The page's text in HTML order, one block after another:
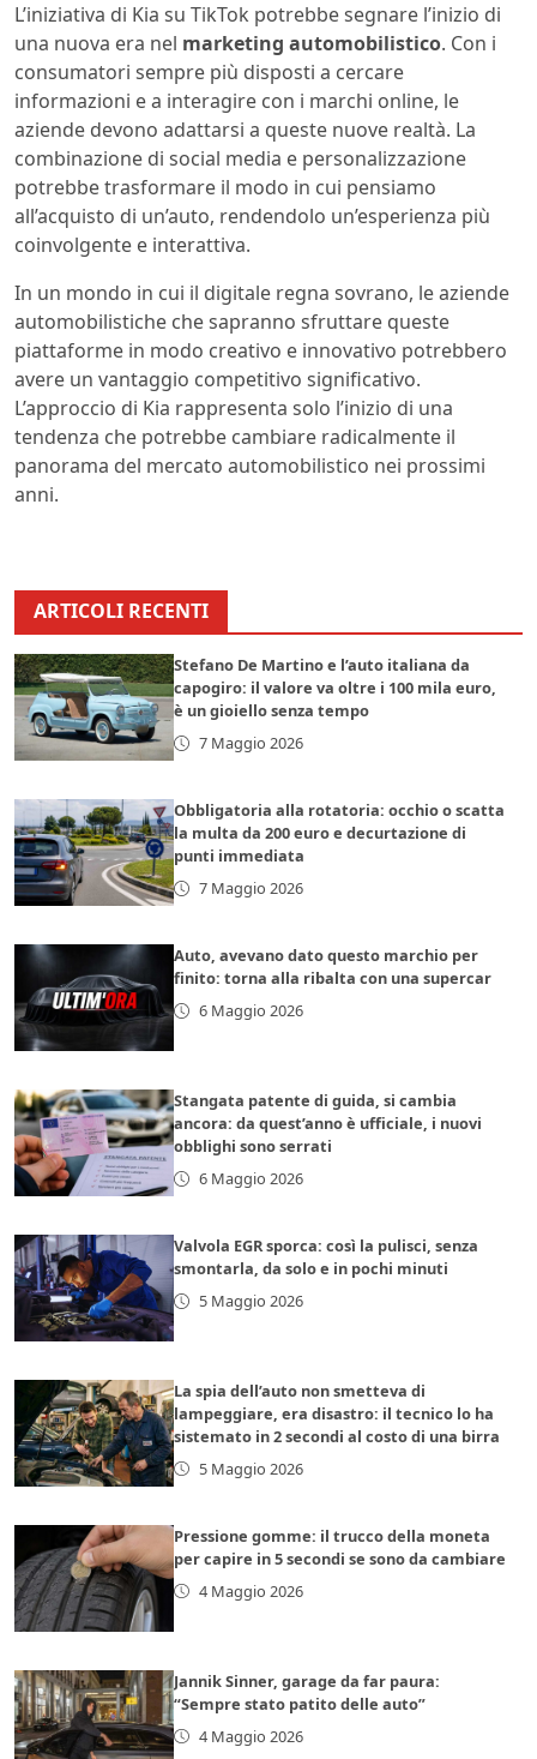
L’iniziativa di Kia su TikTok potrebbe segnare l’inizio di
una nuova era nel marketing automobilistico. Con i
consumatori sempre più disposti a cercare
informazioni e a interagire con i marchi online, le
aziende devono adattarsi a queste nuove realtà. La
combinazione di social media e personalizzazione
potrebbe trasformare il modo in cui pensiamo
all’acquisto di un’auto, rendendolo un’esperienza più
coinvolgente e interattiva.
In un mondo in cui il digitale regna sovrano, le aziende
automobilistiche che sapranno sfruttare queste
piattaforme in modo creativo e innovativo potrebbero
avere un vantaggio competitivo significativo.
L’approccio di Kia rappresenta solo l’inizio di una
tendenza che potrebbe cambiare radicalmente il
panorama del mercato automobilistico nei prossimi
anni.
ARTICOLI RECENTI
Stefano De Martino e l’auto italiana da
capogiro: il valore va oltre i 100 mila euro,
è un gioiello senza tempo
7 Maggio 2026
Obbligatoria alla rotatoria: occhio o scatta
la multa da 200 euro e decurtazione di
punti immediata
7 Maggio 2026
Auto, avevano dato questo marchio per
finito: torna alla ribalta con una supercar
6 Maggio 2026
Stangata patente di guida, si cambia
ancora: da quest’anno è ufficiale, i nuovi
obblighi sono serrati
6 Maggio 2026
Valvola EGR sporca: così la pulisci, senza
smontarla, da solo e in pochi minuti
5 Maggio 2026
La spia dell’auto non smetteva di
lampeggiare, era disastro: il tecnico lo ha
sistemato in 2 secondi al costo di una birra
5 Maggio 2026
Pressione gomme: il trucco della moneta
per capire in 5 secondi se sono da cambiare
4 Maggio 2026
Jannik Sinner, garage da far paura:
“Sempre stato patito delle auto”
4 Maggio 2026